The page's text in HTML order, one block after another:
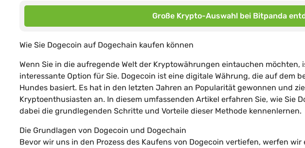
Große Krypto-Auswahl bei Bitpanda
Wie Sie Dogecoin auf Dogechain kaufen können
Wenn Sie in die aufregende Welt der Kryptowährungen eintauchen möchten,
interessante Option für Sie. Dogecoin ist eine digitale Währung, die auf dem
Hundes basiert. Es hat in den letzten Jahren an Popularität gewonnen und
Kryptoenthusiasten an. In diesem umfassenden Artikel erfahren Sie, wie Sie
dabei die grundlegenden Schritte und Vorteile dieser Methode kennenlernen.
Die Grundlagen von Dogecoin und Dogechain
Bevor wir uns in den Prozess des Kaufens von Dogecoin vertiefen, werfen